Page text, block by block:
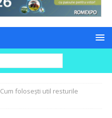
Cum folosești util resturile